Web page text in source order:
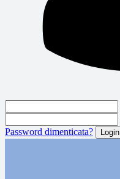
Password dimenticata?